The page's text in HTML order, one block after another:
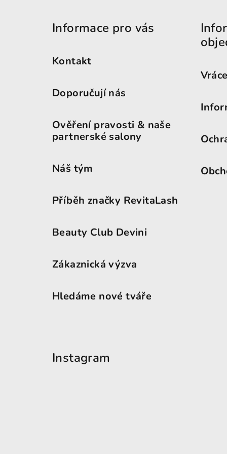
Informace pro vás
Kontakt
Doporučují nás
Ověření pravosti & naše
partnerské salony
Náš tým
Příběh značky RevitaLash
Beauty Club Devini
Zákaznická výzva
Hledáme nové tváře
Instagram